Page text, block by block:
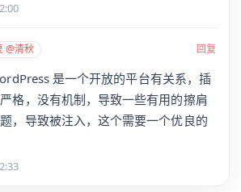
@清秋 回复
是一个开放的平台有关系，插
格，没有机制，导致一些有用的擦肩
，导致被注入，这个需要一个优良的